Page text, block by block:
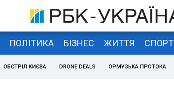
ПОЛІТИКА БІЗНЕС ЖИТТЯ СПОРТ
ОБСТРІЛ КИЄВА DRONE DEALS ОРМУЗЬКА ПРОТОКА